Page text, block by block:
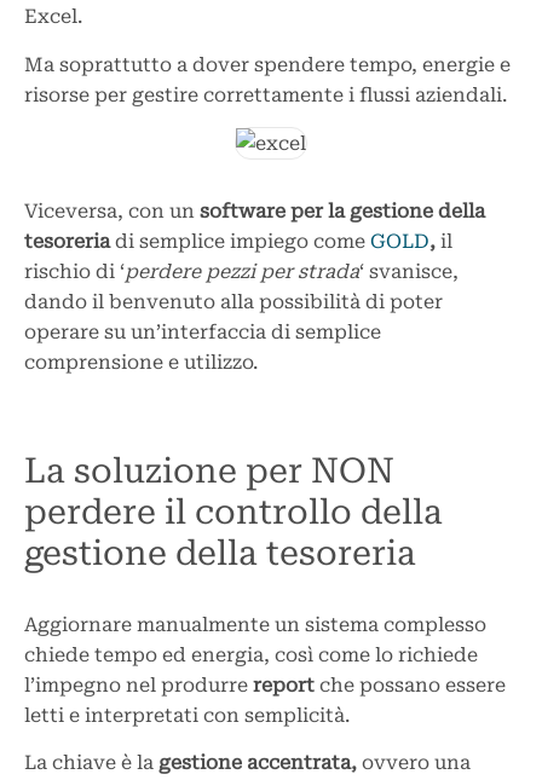
Excel.
Ma soprattutto a dover spendere tempo, energie e
risorse per gestire correttamente i flussi aziendali.
Viceversa, con un software per la gestione della
tesoreriadi semplice impiego come GOLD, il
rischio di ‘perdere pezzi per strada‘ svanisce,
dando il benvenuto alla possibilità di poter
operare su un’interfaccia di semplice
comprensione e utilizzo.
La soluzione per NON
perdere il controllo della
gestione della tesoreria
Aggiornare manualmente un sistema complesso
chiede tempo ed energia, così come lo richiede
l’impegno nel produrre report che possano essere
letti e interpretati con semplicità.
La chiave è la gestione accentrata, ovvero una